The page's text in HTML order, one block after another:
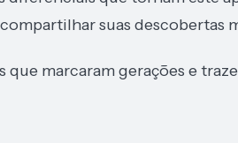
suas descobertas
marcaram gerações e